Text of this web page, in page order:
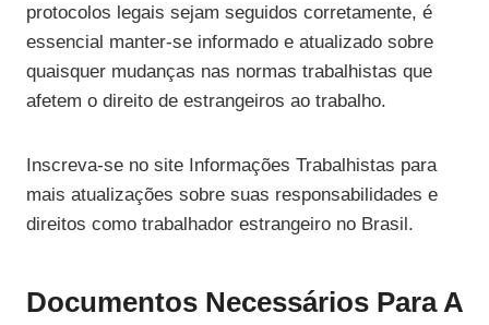
protocolos legais sejam seguidos corretamente, é
essencial manter-se informado e atualizado sobre
quaisquer mudanças nas normas trabalhistas que
afetem o direito de estrangeiros ao trabalho.
Inscreva-se no site Informações Trabalhistas para
mais atualizações sobre suas responsabilidades e
direitos como trabalhador estrangeiro no Brasil.
Documentos Necessários Para A